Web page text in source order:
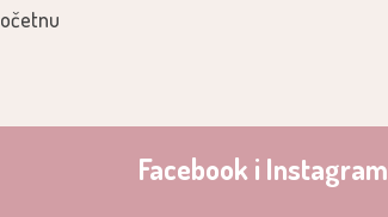
Facebook i Instagram